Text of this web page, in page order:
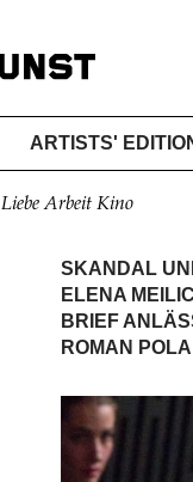
ARTISTS'
Liebe Arbeit Kino
SKANDAL
ELENA
BRIEF
ROMAN